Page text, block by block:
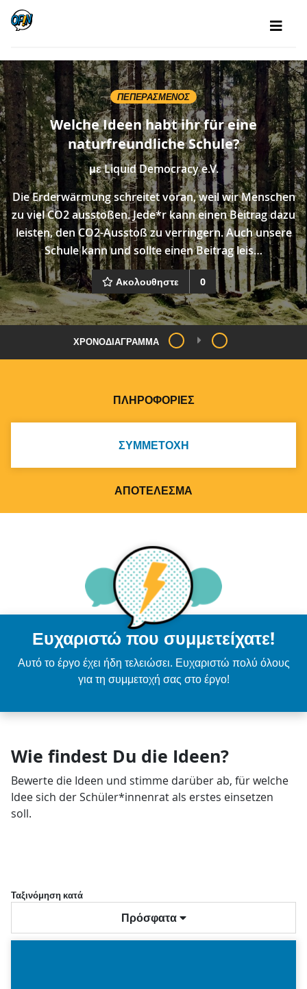
ΠΕΠΕΡΑΣΜΈΝΟΣ
Welche Ideen habt ihr für eine
naturfreundliche Schule?
μεLiquid Democracy e.V.
Die Erderwärmung schreitet voran, weil wir Menschen
zu viel CO2 ausstoßen. Jede*r kann einen Beitrag dazu
leisten, den CO2-Ausstoß zu verringern. Auch unsere
Schule kann und sollte einen Beitrag leis…
Ακολουθηστε 0
ΧΡΟΝΟΔΙΆΓΡΑΜΜΑ
ΠΛΗΡΟΦΟΡΊΕΣ
ΣΥΜΜΕΤΟΧΉ
ΑΠΟΤΈΛΕΣΜΑ
Ευχαριστώ που συμμετείχατε!
Αυτό το έργο έχει ήδη τελειώσει. Ευχαριστώ πολύ όλους
για τη συμμετοχή σας στο έργο!
Wie findest Du die Ideen?
Bewerte die Ideen und stimme darüber ab, für welche
Idee sich der Schüler*innenrat als erstes einsetzen
soll.
Ταξινόμηση κατά
Πρόσφατα